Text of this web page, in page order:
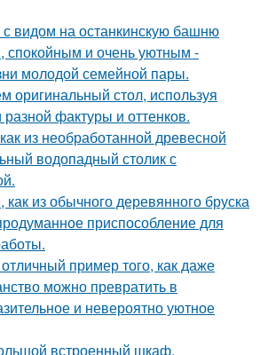
видом на останкинскую башню
спокойным и очень уютным -
молодой семейной пары.
оригинальный стол, используя
фактуры и оттенков.
из необработанной древесной
водопадный столик с
из обычного деревянного бруска
приспособление для
пример того, как даже
можно превратить в
и невероятно уютное
встроенный шкаф.